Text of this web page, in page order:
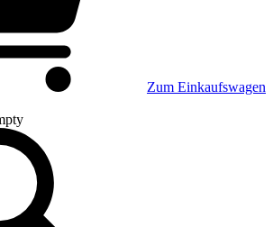
Zum Einkaufswagen